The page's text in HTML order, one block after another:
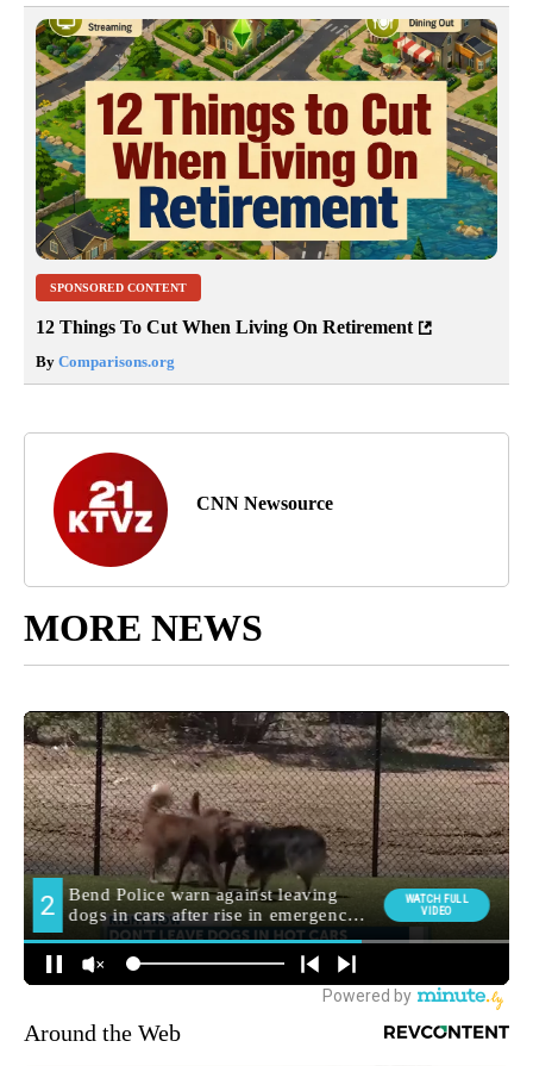
SPONSORED CONTENT
12 Things To Cut When Living On Retirement
By Comparisons.org
CNN Newsource
MORE NEWS
Around the Web